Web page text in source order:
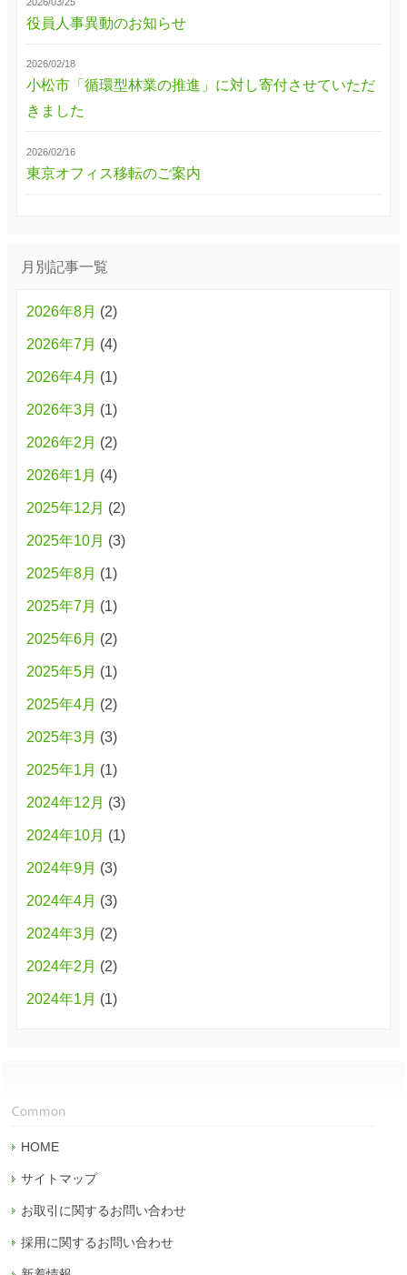
役員人事異動のお知らせ
2026/02/18
小松市「循環型林業の推進」に対し寄付させていただ
きました
2026/02/16
東京オフィス移転のご案内
月別記事一覧
2026年8月 (2)
2026年7月 (4)
2026年4月 (1)
2026年3月 (1)
2026年2月 (2)
2026年1月 (4)
2025年12月 (2)
2025年10月 (3)
2025年8月 (1)
2025年7月 (1)
2025年6月 (2)
2025年5月 (1)
2025年4月 (2)
2025年3月 (3)
2025年1月 (1)
2024年12月 (3)
2024年10月 (1)
2024年9月 (3)
2024年4月 (3)
2024年3月 (2)
2024年2月 (2)
2024年1月 (1)
HOME
サイトマップ
お取引に関するお問い合わせ
採用に関するお問い合わせ